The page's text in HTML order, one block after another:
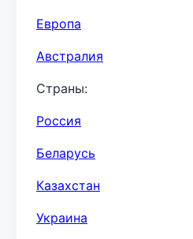
Европа
Австралия
Страны:
Россия
Беларусь
Казахстан
Украина